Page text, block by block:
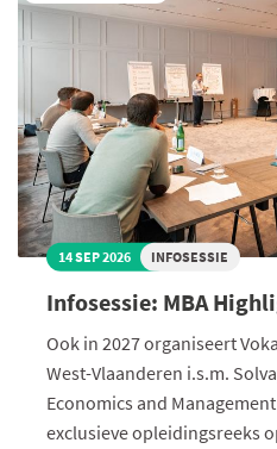
14 SEP 2026 INFOSESSIE
Infosessie: MBA
Ook in 2027 organiseert
West-Vlaanderen i.s.m.
Economics and
exclusieve opleidingsreeks